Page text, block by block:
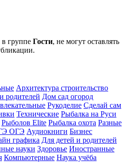
группе Гости, не могут оставлять
Архитектура строительство
родителей Дом сад огород
Рукоделие Сделай сам
Технические Рыбалка на Руси
Рыболов Elite Рыбалка охота Разные
ОГЭ Аудиокниги Бизнес
графика Для детей и родителей
науки Здоровье Иностранные
Компьютерные Наука учёба